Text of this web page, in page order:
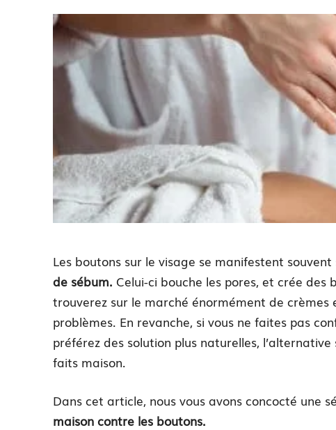
Les boutons sur le visage se manifestent
de sébum. Celui-ci bouche les pores, et crée des
trouverez sur le marché énormément de crèmes
problèmes. En revanche, si vous ne faites pas
préférez des solution plus naturelles,
faits maison.
Dans cet article, nous vous avons concocté une
maison contre les boutons.